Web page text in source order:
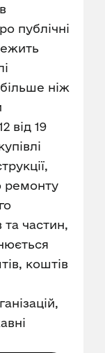
публічні
ніж
від 19
ремонту
та частин,
коштів